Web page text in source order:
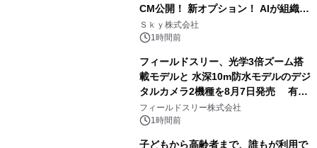
CM公開！ 新オプション！ AIが組織の
業務実態を分析し労務改善を支援。 藤
原竜也メイキング動画公開 「もしAIが
る自信がある」「昨年の夏はカブトム
シを捕まえたり、虫と戦ったり…」
Ｓｋｙ株式会社
1時間前
フィールドスリー、光学3倍ズーム搭
載モデルと 水深10m防水モデルのデジ
タルカメラ2機種を8月7日発売 有効
約1300万画素、用途別に選べるコンデ
ジ新登場
フィールドスリー株式会社
1時間前
子どもから高齢者まで、誰もが利用で